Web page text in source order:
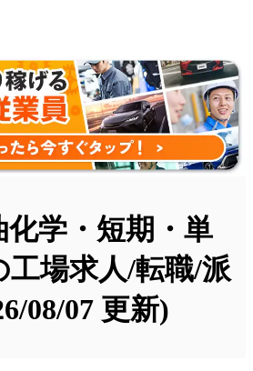
学・短期・単
工場求人/転職/派
08/07 更新)